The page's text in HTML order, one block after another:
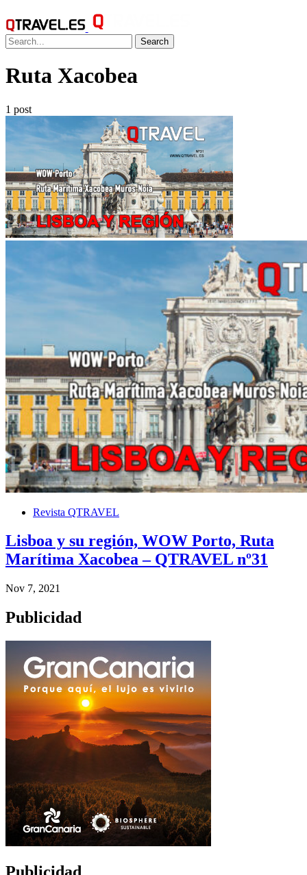
Search
Ruta Xacobea
1 post
Revista QTRAVEL
Lisboa y su región, WOW Porto, Ruta
Marítima Xacobea – QTRAVEL nº31
Nov 7, 2021
Publicidad